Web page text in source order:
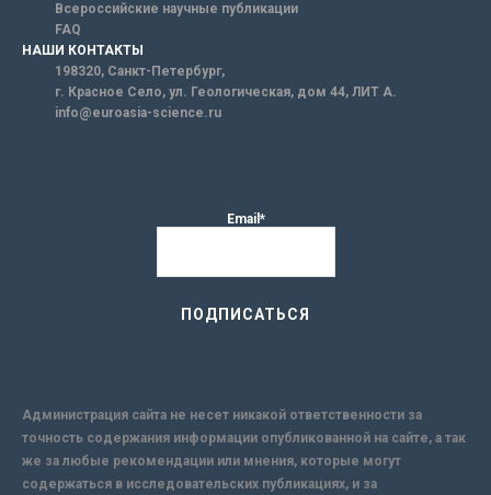
Всероссийские научные публикации
FAQ
НАШИ КОНТАКТЫ
198320, Санкт-Петербург,
г. Красное Село, ул. Геологическая, дом 44, ЛИТ А.
info@euroasia-science.ru
Email*
Администрация сайта не несет никакой ответственности за
точность содержания информации опубликованной на сайте, а так
же за любые рекомендации или мнения, которые могут
содержаться в исследовательских публикациях, и за